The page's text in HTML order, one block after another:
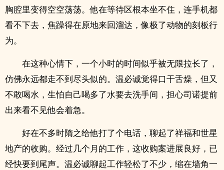
胸腔里变得空空荡荡。他在等待区根本坐不住，连手机都
看不下去，焦躁得在原地来回溜达，像极了动物的刻板行
为。
在这种心情下，一个小时的时间似乎被无限拉长了，
仿佛永远都走不到尽头似的。温必诚觉得口干舌燥，但又
不敢喝水，生怕自己喝多了水要去洗手间，担心司诺提前
出来看不见他会着急。
好在不多时隋之给他打了个电话，聊起了祥福和世星
地产的收购。经过几个月的工作，这收购案进展良好，已
经快要到尾声。温必诚聊起工作轻松了不少，缩在墙角一